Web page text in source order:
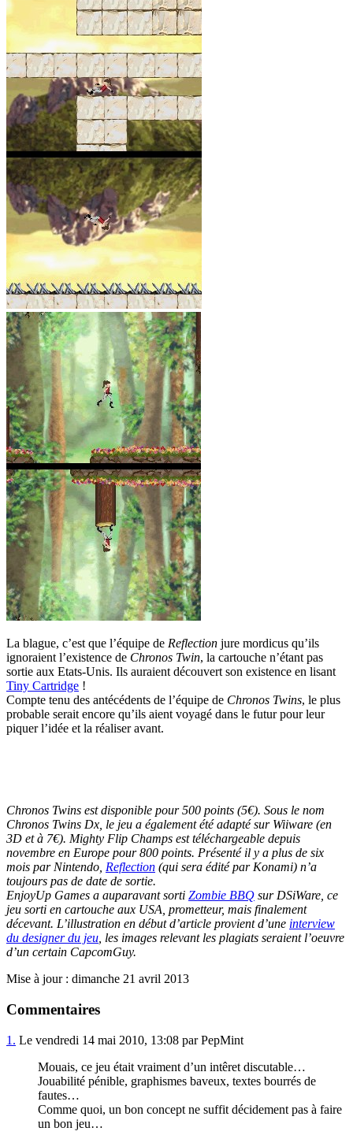
La blague, c’est que l’équipe de Reflection jure mordicus qu’ils
ignoraient l’existence de Chronos Twin, la cartouche n’étant pas
sortie aux Etats-Unis. Ils auraient découvert son existence en lisant
Tiny Cartridge !
Compte tenu des antécédents de l’équipe de Chronos Twins, le plus
probable serait encore qu’ils aient voyagé dans le futur pour leur
piquer l’idée et la réaliser avant.
Chronos Twins est disponible pour 500 points (5€). Sous le nom
Chronos Twins Dx, le jeu a également été adapté sur Wiiware (en
3D et à 7€). Mighty Flip Champs est téléchargeable depuis
novembre en Europe pour 800 points. Présenté il y a plus de six
mois par Nintendo, Reflection (qui sera édité par Konami) n’a
toujours pas de date de sortie.
EnjoyUp Games a auparavant sorti Zombie BBQ sur DSiWare, ce
jeu sorti en cartouche aux USA, prometteur, mais finalement
décevant. L’illustration en début d’article provient d’une interview
du designer du jeu , les images relevant les plagiats seraient l’oeuvre
d’un certain CapcomGuy.
Mise à jour : dimanche 21 avril 2013
Commentaires
1. Le vendredi 14 mai 2010, 13:08 par PepMint
Mouais, ce jeu était vraiment d’un intêret discutable…
Jouabilité pénible, graphismes baveux, textes bourrés de
fautes…
Comme quoi, un bon concept ne suffit décidement pas à faire
un bon jeu…